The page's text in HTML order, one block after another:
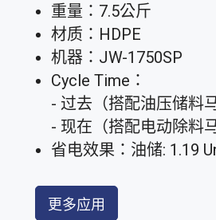
重量：7.5公斤
材质：HDPE
机器：JW-1750SP
Cycle Time：
- 过去（搭配油压储料
- 现在（搭配电动除料
省电效果：油储: 1.19
更多应用